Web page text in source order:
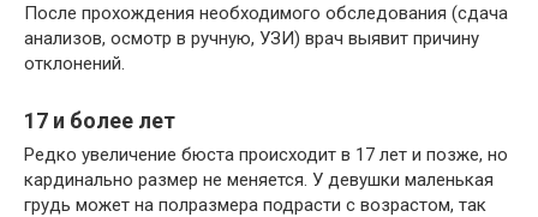
После прохождения необходимого обследования (сдача
анализов, осмотр в ручную, УЗИ) врач выявит причину
отклонений.
17 и более лет
Редко увеличение бюста происходит в 17 лет и позже, но
кардинально размер не меняется. У девушки маленькая
грудь может на полразмера подрасти с возрастом, так